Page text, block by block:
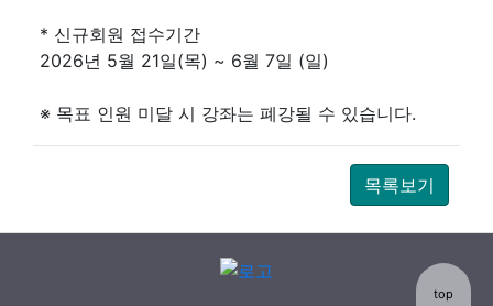
* 신규회원 접수기간
2026년 5월 21일(목) ~ 6월 7일 (일)
※ 목표 인원 미달 시 강좌는 폐강될 수 있습니다.
목록보기
top